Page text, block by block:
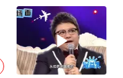
蒯曼挺进WTT横滨冠军赛女单四强
连斯基有何意图
构建更高水平的全民健身公共服务体系